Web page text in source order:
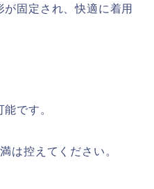
固定され、快適に着用
です。
は控えてください。